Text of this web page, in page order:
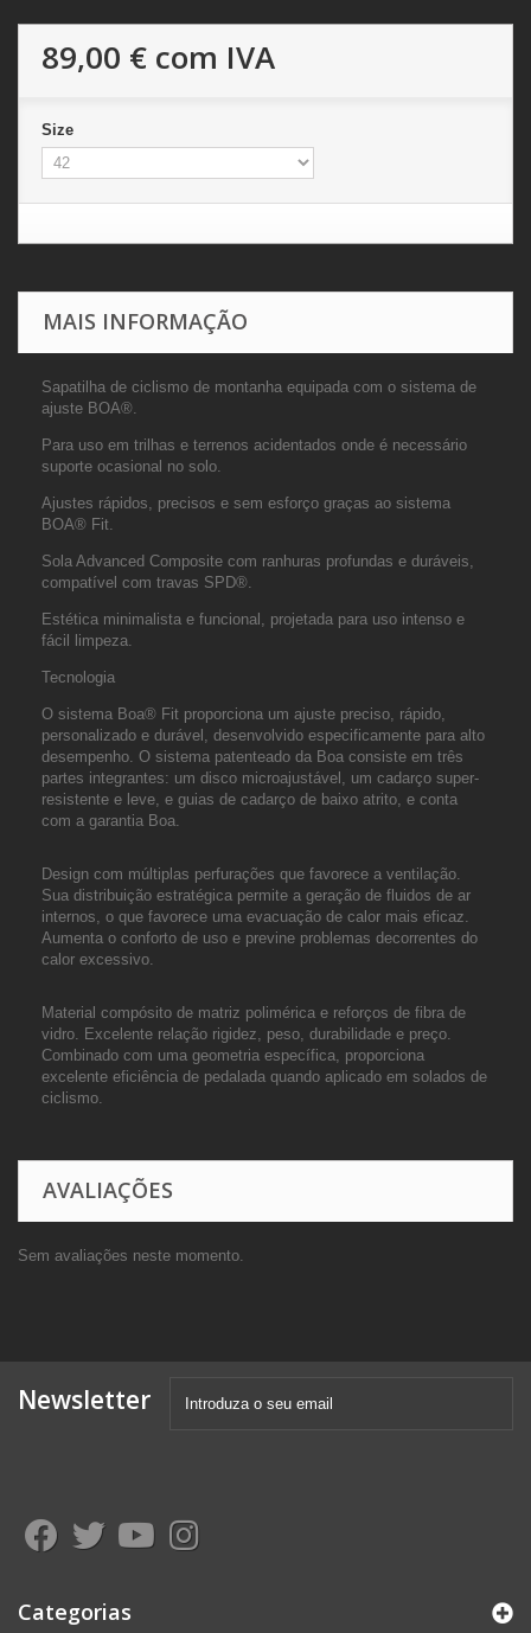
89,00 € com IVA
Size
MAIS INFORMAÇÃO
Sapatilha de ciclismo de montanha equipada com o sistema de
ajuste BOA®.
Para uso em trilhas e terrenos acidentados onde é necessário
suporte ocasional no solo.
Ajustes rápidos, precisos e sem esforço graças ao sistema
BOA® Fit.
Sola Advanced Composite com ranhuras profundas e duráveis,
compatível com travas SPD®.
Estética minimalista e funcional, projetada para uso intenso e
fácil limpeza.
Tecnologia
O sistema Boa® Fit proporciona um ajuste preciso, rápido,
personalizado e durável, desenvolvido especificamente para alto
desempenho. O sistema patenteado da Boa consiste em três
partes integrantes: um disco microajustável, um cadarço super-
resistente e leve, e guias de cadarço de baixo atrito, e conta
com a garantia Boa.
Design com múltiplas perfurações que favorece a ventilação.
Sua distribuição estratégica permite a geração de fluidos de ar
internos, o que favorece uma evacuação de calor mais eficaz.
Aumenta o conforto de uso e previne problemas decorrentes do
calor excessivo.
Material compósito de matriz polimérica e reforços de fibra de
vidro. Excelente relação rigidez, peso, durabilidade e preço.
Combinado com uma geometria específica, proporciona
excelente eficiência de pedalada quando aplicado em solados de
ciclismo.
AVALIAÇÕES
Sem avaliações neste momento.
Newsletter
Categorias